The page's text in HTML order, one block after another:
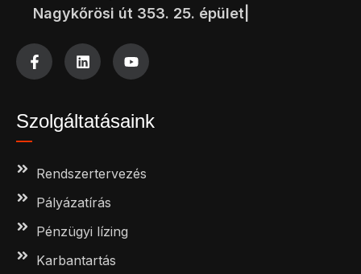
Nagykőrösi út 353. 25. épület|
Szolgáltatásaink
Rendszertervezés
Pályázatírás
Pénzügyi lízing
Karbantartás